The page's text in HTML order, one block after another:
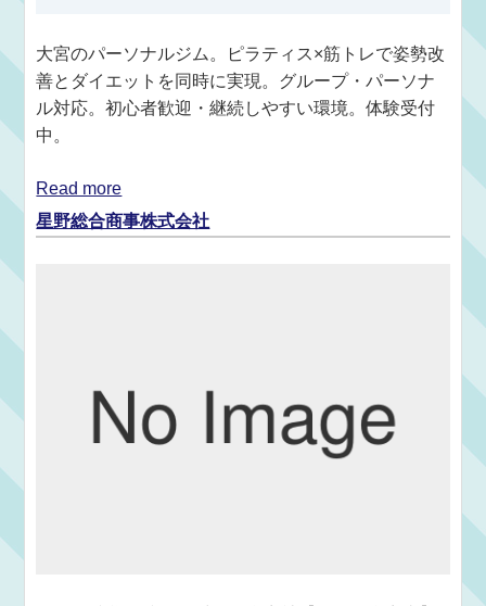
大宮のパーソナルジム。ピラティス×筋トレで姿勢改
善とダイエットを同時に実現。グループ・パーソナ
ル対応。初心者歓迎・継続しやすい環境。体験受付
中。
Read more
星野総合商事株式会社